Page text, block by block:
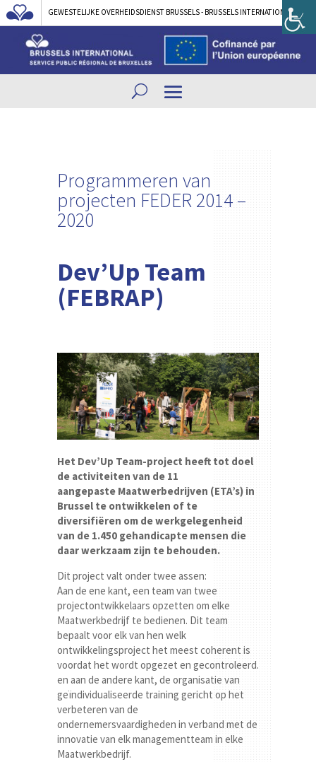
GEWESTELIJKE OVERHEIDSDIENST BRUSSELS - BRUSSELS INTERNATIONAL
Programmeren van
projecten FEDER 2014 –
2020
Dev’Up Team
(FEBRAP)
Het Dev’Up Team-project heeft tot doel
de activiteiten van de 11
aangepaste Maatwerbedrijven (ETA’s) in
Brussel te ontwikkelen of te
diversifiëren om de werkgelegenheid
van de 1.450 gehandicapte mensen die
daar werkzaam zijn te behouden.
Dit project valt onder twee assen:
Aan de ene kant, een team van twee
projectontwikkelaars opzetten om elke
Maatwerkbedrijf te bedienen. Dit team
bepaalt voor elk van hen welk
ontwikkelingsproject het meest coherent is
voordat het wordt opgezet en gecontroleerd.
en aan de andere kant, de organisatie van
geïndividualiseerde training gericht op het
verbeteren van de
ondernemersvaardigheden in verband met de
innovatie van elk managementteam in elke
Maatwerkbedrijf.